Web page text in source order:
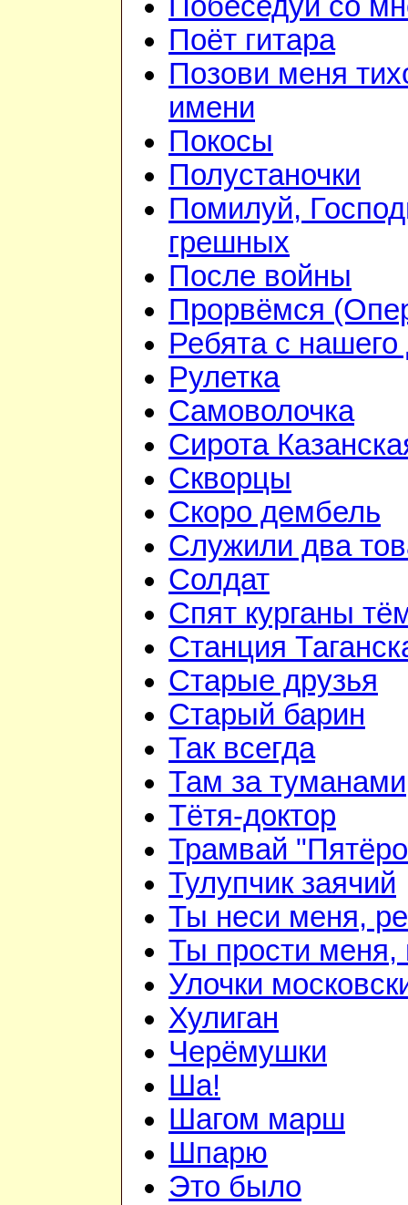
Побеседуй со
Поёт гитара
Позови меня
имени
Покосы
Полустаночки
Помилуй,
грешных
После войны
Прорвёмся
Ребята с нашего
Рулетка
Самоволочка
Сирота
Скворцы
Скоро дембель
Служили два
Солдат
Спят курганы
Станция
Старые друзья
Старый барин
Так всегда
Там за туманами
Тётя-доктор
Трамвай
Тулупчик заячий
Ты неси меня,
Ты прости
Улочки
Хулиган
Черёмушки
Ша!
Шагом марш
Шпарю
Это было